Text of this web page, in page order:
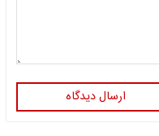
ارسال دیدگاه